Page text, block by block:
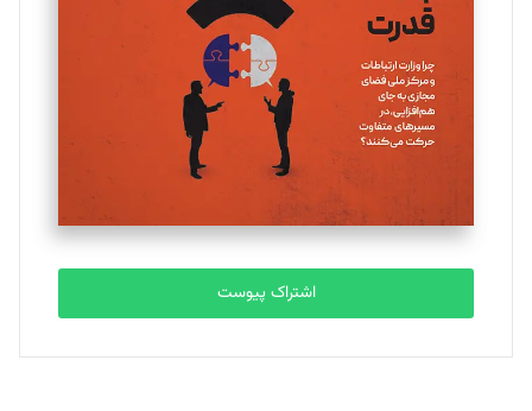
تحریریه
ملینا جعفری
تحریریه
مصطفی مسجدی آرانی
تحریریه
بابک نقاش
تحریریه
اشتراک پیوست